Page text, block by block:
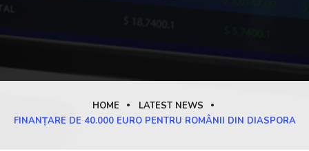
HOME
LATEST NEWS
FINANȚARE DE 40.000 EURO PENTRU ROMÂNII DIN DIASPORA